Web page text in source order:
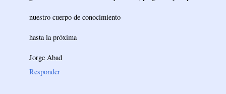
nuestro cuerpo de conocimiento
hasta la próxima
Jorge Abad
Responder